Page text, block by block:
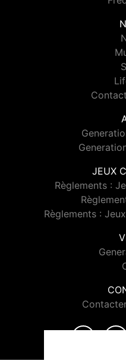
JEUX
Règlements :
Règlements :